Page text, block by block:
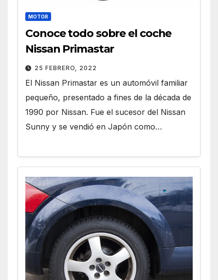
MOTOR
Conoce todo sobre el coche
Nissan Primastar
25 FEBRERO, 2022
El Nissan Primastar es un automóvil familiar
pequeño, presentado a fines de la década de
1990 por Nissan. Fue el sucesor del Nissan
Sunny y se vendió en Japón como…